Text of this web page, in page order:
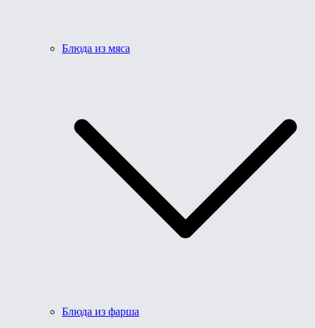
Блюда из мяса
Блюда из фарша